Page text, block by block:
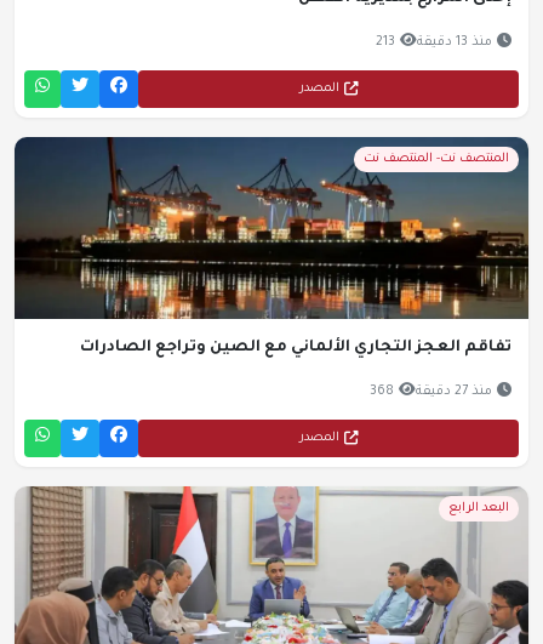
منذ 13 دقيقة 213
المصدر
المنتصف نت- المنتصف نت
تفاقم العجز التجاري الألماني مع الصين وتراجع الصادرات
منذ 27 دقيقة 368
المصدر
البعد الرابع